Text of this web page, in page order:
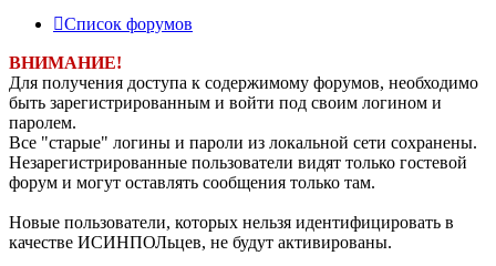
Список форумов
ВНИМАНИЕ!
Для получения доступа к содержимому форумов, необходимо
быть зарегистрированным и войти под своим логином и
паролем.
Все "старые" логины и пароли из локальной сети сохранены.
Незарегистрированные пользователи видят только гостевой
форум и могут оставлять сообщения только там.
Новые пользователи, которых нельзя идентифицировать в
качестве ИСИНПОЛьцев, не будут активированы.